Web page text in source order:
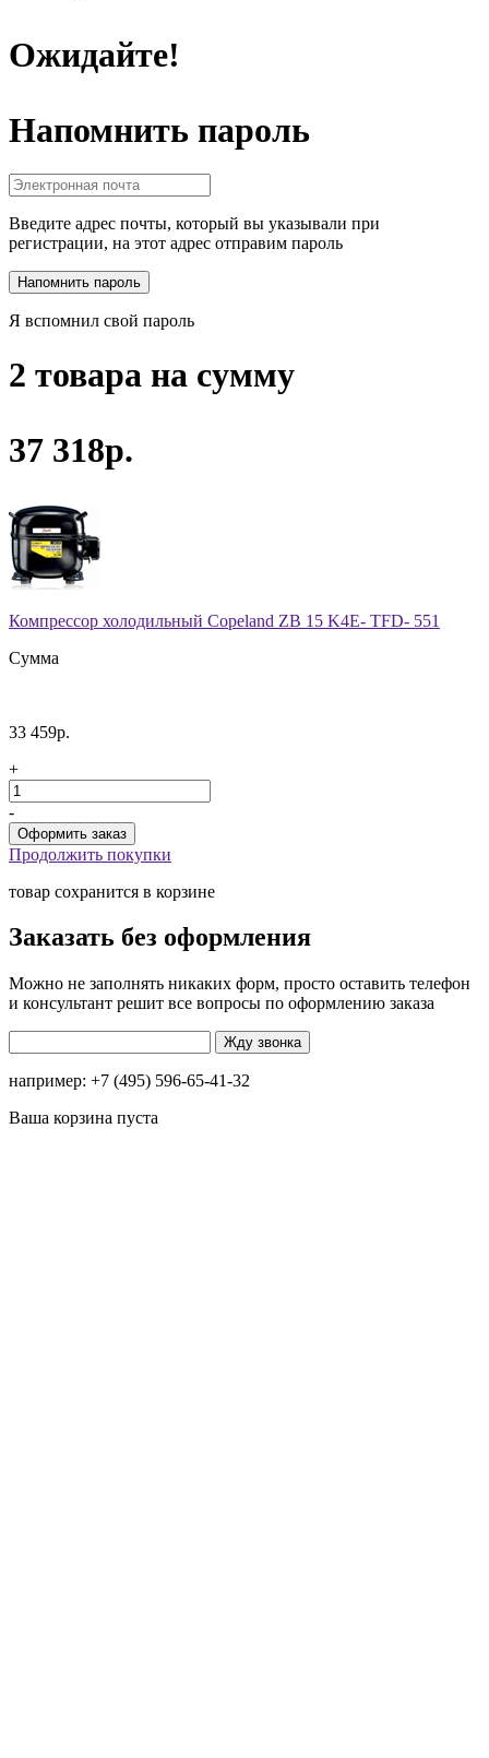
Ожидайте!
Напомнить пароль
Введите адрес почты, который вы указывали при
регистрации, на этот адрес отправим пароль
Я вспомнил свой пароль
2 товара на сумму
37 318р.
Компрессор холодильный Copeland ZB 15 K4E- TFD- 551
Сумма
33 459р.
+
-
Продолжить покупки
товар сохранится в корзине
Заказать без оформления
Можно не заполнять никаких форм, просто оставить телефон
и консультант решит все вопросы по оформлению заказа
например: +7 (495) 596-65-41-32
Ваша корзина пуста